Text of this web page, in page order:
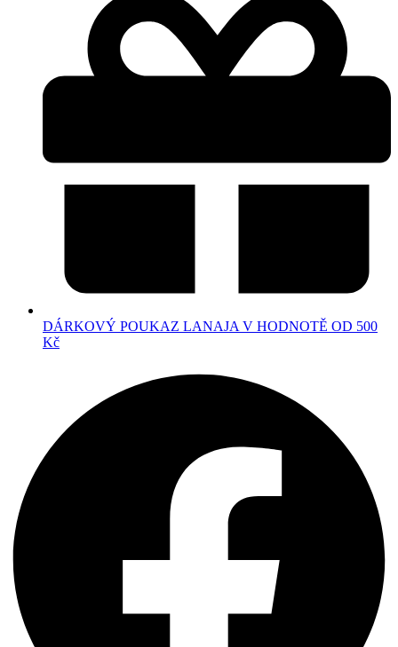
DÁRKOVÝ POUKAZ LANAJA V HODNOTĚ OD 500
Kč